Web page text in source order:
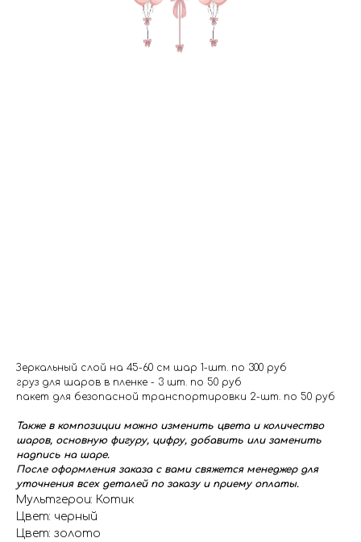
№ 4448 Набор шаров для мужчины
"Сердитый котик" в цвете черный
Зеркальный слой на 45-60 см шар 1-шт. по 300 руб
груз для шаров в пленке - 3 шт. по 50 руб
пакет для безопасной транспортировки 2-шт. по 50 руб
Также в композиции можно изменить цвета и количество
шаров, основную фигуру, цифру, добавить или заменить
надпись на шаре.
После оформления заказа с вами свяжется менеджер для
уточнения всех деталей по заказу и приему оплаты.
Мультгерои: Котик
Цвет: черный
Цвет: золото